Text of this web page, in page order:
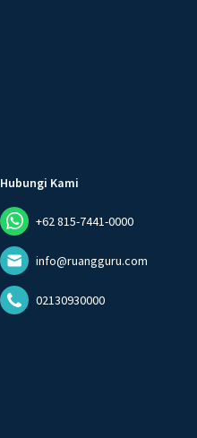
Hubungi Kami
+62 815-7441-0000
info@ruangguru.com
02130930000